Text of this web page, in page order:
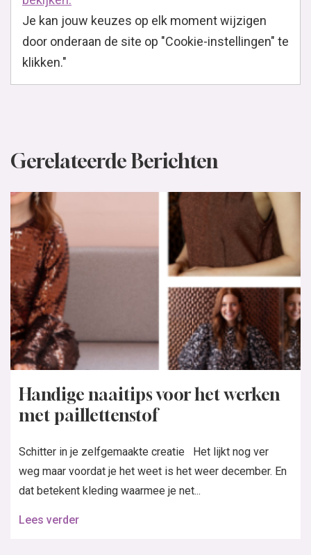
Je kan jouw keuzes op elk moment wijzigen
door onderaan de site op "Cookie-instellingen" te
klikken."
Gerelateerde Berichten
Handige naaitips voor het werken
met paillettenstof
Schitter in je zelfgemaakte creatie Het lijkt nog ver
weg maar voordat je het weet is het weer december. En
dat betekent kleding waarmee je net...
Lees verder